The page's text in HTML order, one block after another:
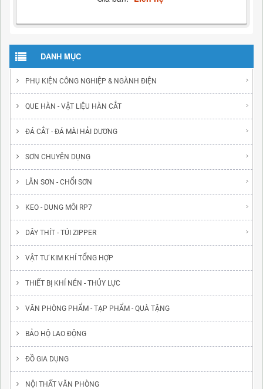
DANH MỤC
PHỤ KIỆN CÔNG NGHIỆP & NGÀNH ĐIỆN
QUE HÀN - VẬT LIỆU HÀN CẮT
ĐÁ CẮT - ĐÁ MÀI HẢI DƯƠNG
SƠN CHUYÊN DỤNG
LĂN SƠN - CHỔI SƠN
KEO - DUNG MÔI RP7
DÂY THÍT - TÚI ZIPPER
VẬT TƯ KIM KHÍ TỔNG HỢP
THIẾT BỊ KHÍ NÉN - THỦY LỰC
VĂN PHÒNG PHẨM - TẠP PHẨM - QUÀ TẶNG
BẢO HỘ LAO ĐỘNG
ĐỒ GIA DỤNG
NỘI THẤT VĂN PHÒNG